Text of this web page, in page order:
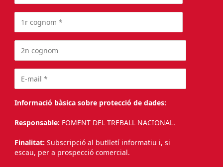
Informació bàsica sobre protecció de dades:
Responsable: FOMENT DEL TREBALL NACIONAL.
Finalitat: Subscripció al butlletí informatiu i, si
escau, per a prospecció comercial.